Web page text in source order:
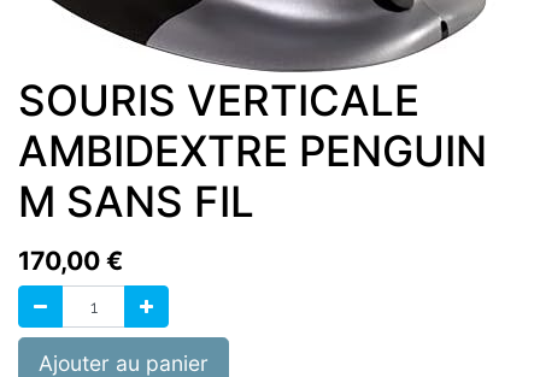
SOURIS VERTICALE
AMBIDEXTRE PENGUIN
M SANS FIL
170,00 €
Ajouter au panier